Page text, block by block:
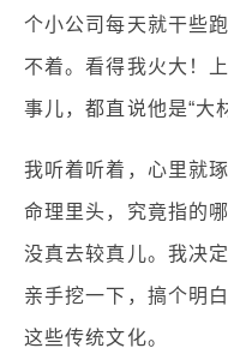
个小公司每天就干些
不着。看得我火大！
事儿，都直说他是“大
我听着听着，心里就
命理里头，究竟指的
没真去较真儿。我决
亲手挖一下，搞个明
这些传统文化。